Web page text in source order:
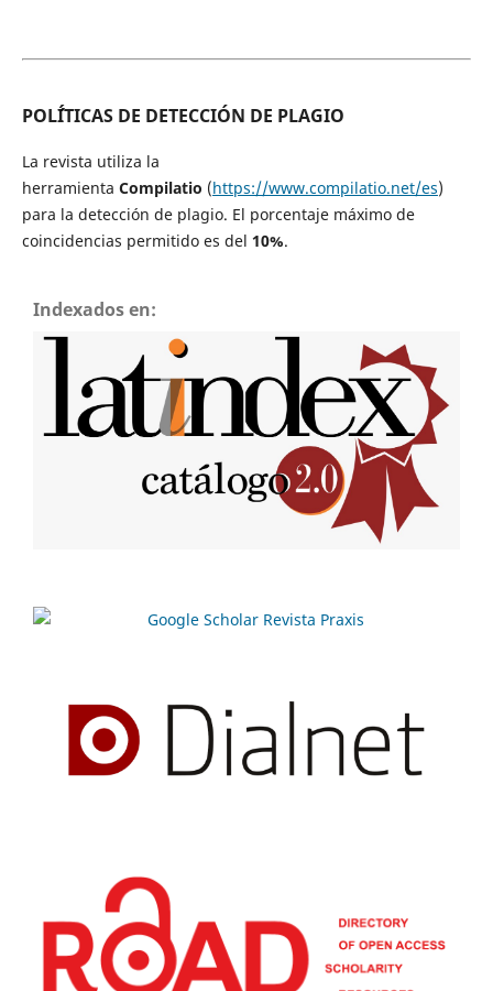
POL´ÍTICAS DE DETECCIÓN DE PLAGIO
La revista utiliza la
herramienta Compilatio (https://www.compilatio.net/es)
para la detección de plagio. El porcentaje máximo de
coincidencias permitido es del 10%.
Indexados en: